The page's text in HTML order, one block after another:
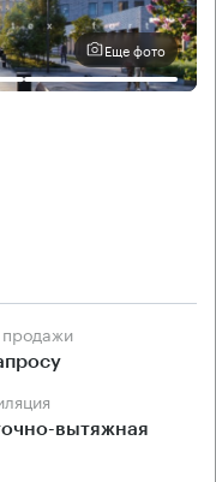
Еще фото
продажи
вытяжная